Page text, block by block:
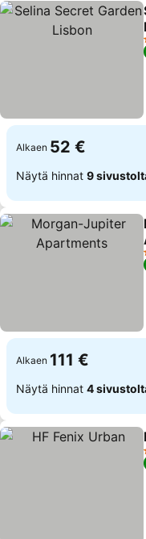
Alkaen 52 €
Näytä hinnat 9
Alkaen 111 €
Näytä hinnat 4